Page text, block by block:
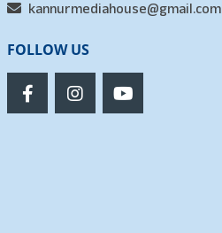
kannurmediahouse@gmail.com
FOLLOW US